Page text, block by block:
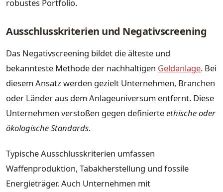
robustes Portfolio.
Ausschlusskriterien und Negativscreening
Das Negativscreening bildet die älteste und
bekannteste Methode der nachhaltigen Geldanlage. Bei
diesem Ansatz werden gezielt Unternehmen, Branchen
oder Länder aus dem Anlageuniversum entfernt. Diese
Unternehmen verstoßen gegen definierteethische oder
ökologische Standards.
Typische Ausschlusskriterien umfassen
Waffenproduktion, Tabakherstellung und fossile
Energieträger. Auch Unternehmen mit